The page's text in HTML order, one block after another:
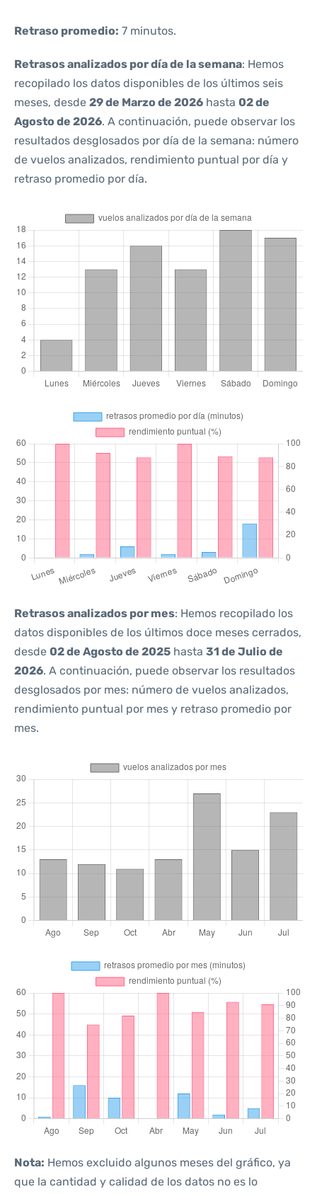
Retraso promedio: 7 minutos.
Retrasos analizados por día de la semana: Hemos
recopilado los datos disponibles de los últimos seis
meses, desde 29 de Marzo de 2026 hasta 02 de
Agosto de 2026. A continuación, puede observar los
resultados desglosados por día de la semana: número
de vuelos analizados, rendimiento puntual por día y
retraso promedio por día.
Retrasos analizados por mes: Hemos recopilado los
datos disponibles de los últimos doce meses cerrados,
desde 02 de Agosto de 2025 hasta 31 de Julio de
2026. A continuación, puede observar los resultados
desglosados por mes: número de vuelos analizados,
rendimiento puntual por mes y retraso promedio por
mes.
Nota: Hemos excluido algunos meses del gráfico, ya
que la cantidad y calidad de los datos no es lo